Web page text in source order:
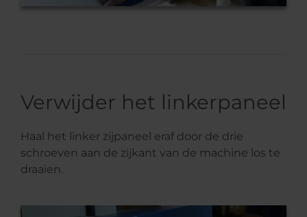
Verwijder het linkerpaneel
Haal het linker zijpaneel eraf door de drie
schroeven aan de zijkant van de machine los te
draaien.